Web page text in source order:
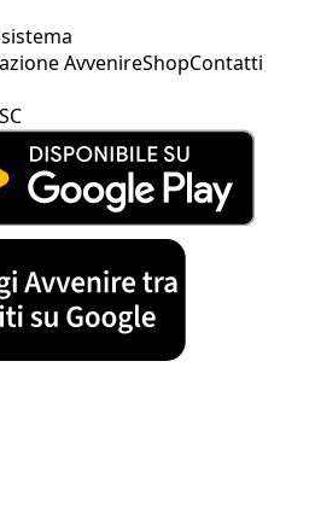
AvvenireShopContatti